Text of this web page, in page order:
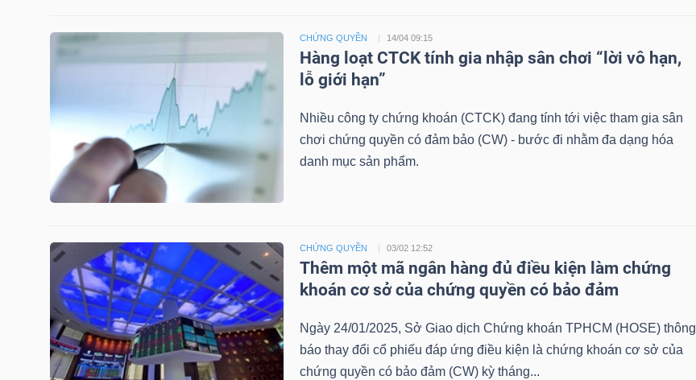
CHỨNG QUYỀN 14/04 09:15
Hàng loạt CTCK tính gia nhập sân chơi “lời vô hạn,
lỗ giới hạn”
Nhiều công ty chứng khoán (CTCK) đang tính tới việc tham gia sân
chơi chứng quyền có đảm bảo (CW) - bước đi nhằm đa dạng hóa
danh mục sản phẩm.
CHỨNG QUYỀN 03/02 12:52
Thêm một mã ngân hàng đủ điều kiện làm chứng
khoán cơ sở của chứng quyền có bảo đảm
Ngày 24/01/2025, Sở Giao dịch Chứng khoán TPHCM (HOSE) thông
báo thay đổi cổ phiếu đáp ứng điều kiện là chứng khoán cơ sở của
chứng quyền có bảo đảm (CW) kỳ tháng...
NĂNG
LƯỢNG